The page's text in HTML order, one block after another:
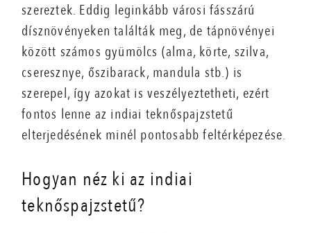
szereztek. Eddig leginkább városi fásszárú
dísznövényeken találták meg, de tápnövényei
között számos gyümölcs (alma, körte, szilva,
cseresznye, őszibarack, mandula stb.) is
szerepel, így azokat is veszélyeztetheti, ezért
fontos lenne az indiai teknőspajzstetű
elterjedésének minél pontosabb feltérképezése.
Hogyan néz ki az indiai
teknőspajzstetű?